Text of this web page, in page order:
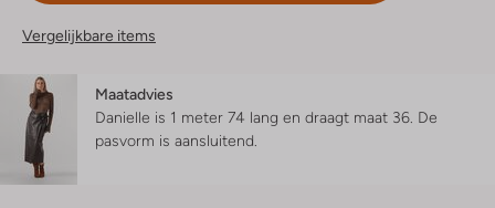
Vergelijkbare items
Maatadvies
Danielle is 1 meter 74 lang en draagt maat 36. De
pasvorm is aansluitend